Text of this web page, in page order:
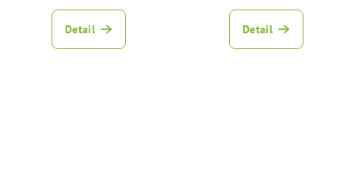
hodnocení
produktu
Detail Detail